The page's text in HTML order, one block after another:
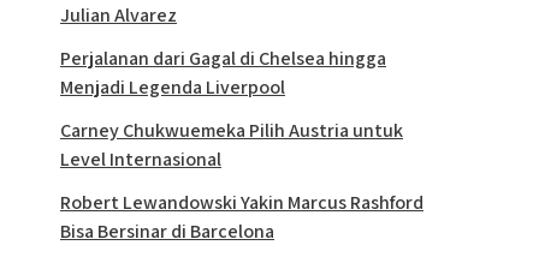
Julian Alvarez
Perjalanan dari Gagal di Chelsea hingga
Menjadi Legenda Liverpool
Carney Chukwuemeka Pilih Austria untuk
Level Internasional
Robert Lewandowski Yakin Marcus Rashford
Bisa Bersinar di Barcelona